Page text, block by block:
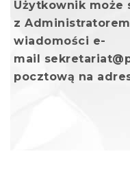
Użytkownik może
z
wiadomości e-
mail
pocztową na